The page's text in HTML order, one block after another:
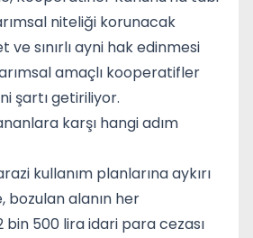
niteliği korunacak
sınırlı ayni hak edinmesi
amaçlı kooperatifler
şartı getiriliyor.
karşı hangi adım
kullanım planlarına aykırı
alanın her
500 lira idari para cezası